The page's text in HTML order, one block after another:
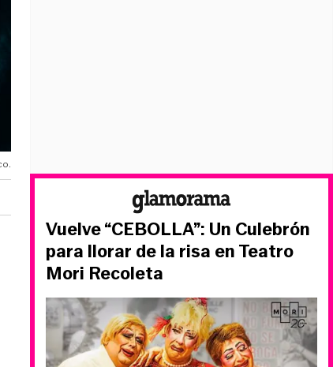
Vuelve “CEBOLLA”: Un Culebrón
para llorar de la risa en Teatro
Mori Recoleta